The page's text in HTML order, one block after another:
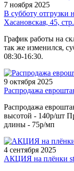
7 ноября 2025
В субботу отгрузки
Хасановская, 45,
График работы на
так же изменился,
08:30-16:30.
9 октября 2025
Распродажа
Распродажа
высотой - 140р/шт
длины - 75р/мп
4 сентября 2025
АКЦИЯ на плёнки